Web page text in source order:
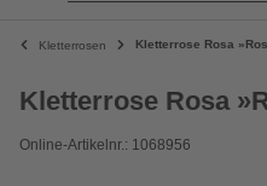
Kletterrosen Kletterrose Rosa
Kletterrose Rosa
Online-Artikelnr.: 1068956